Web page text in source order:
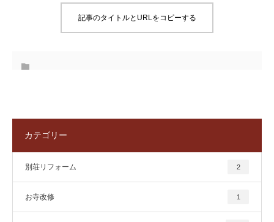
記事のタイトルとURLをコピーする
カテゴリー
別荘リフォーム 2
お寺改修 1